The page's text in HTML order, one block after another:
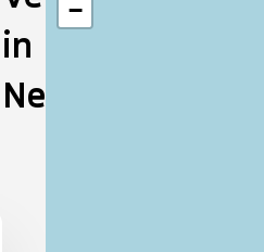
in
Nederland
−